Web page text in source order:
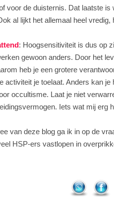
voor de duisternis. Dat laatste
al lijkt het allemaal heel vredig,
: Hoogsensitiviteit is dus op
gewoon anders. Door het
heb je een grotere
activiteit je toelaat. Anders kan
occultisme. Laat je niet
Iets wat mij erg
van deze blog ga ik in op de
HSP-ers vastlopen in